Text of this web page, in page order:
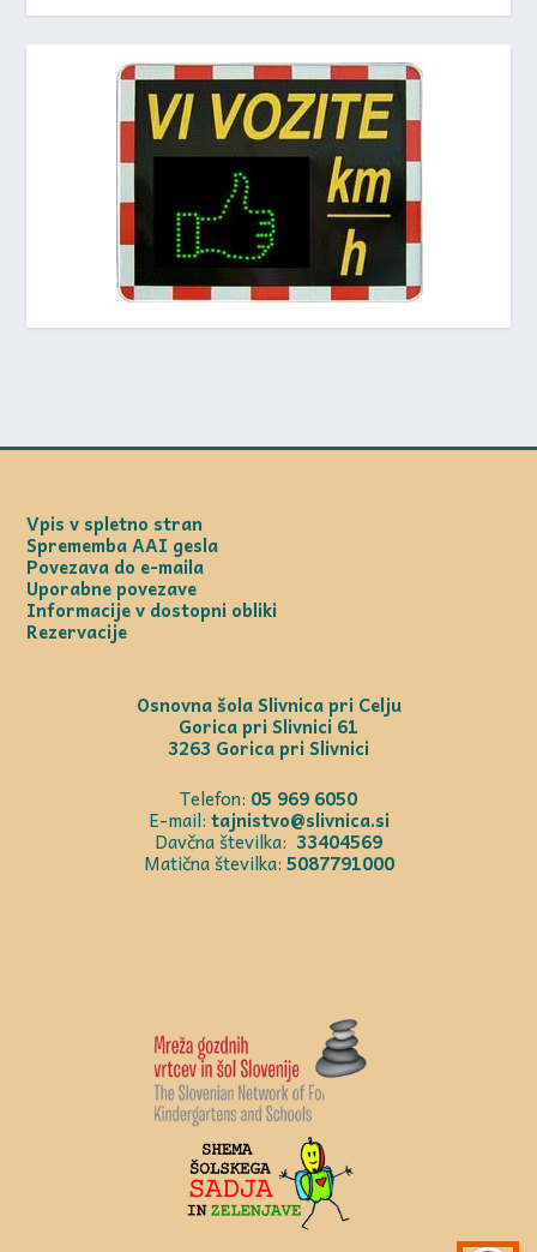
Vpis v spletno stran
Sprememba AAI gesla
Povezava do e-maila
Uporabne povezave
Informacije v dostopni obliki
Rezervacije
Osnovna šola Slivnica pri Celju
Gorica pri Slivnici 61
3263 Gorica pri Slivnici
Telefon: 05 969 6050
E-mail: tajnistvo@slivnica.si
Davčna številka: 33404569
Matična številka: 5087791000